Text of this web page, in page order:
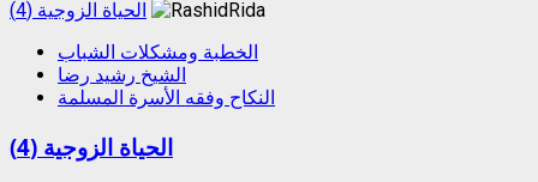
more
الحياة
الزوجية
(5)
الحياة الزوجية (4)
الخطبة ومشكلات الشباب
الشيخ رشيد رضا
النكاح وفقه الأسرة المسلمة
الحياة الزوجية (4)